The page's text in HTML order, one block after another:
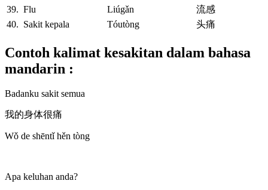
39. Flu
Liúgǎn
流感
40. Sakit kepala
Tóutòng 头痛
Contoh kalimat kesakitan dalam bahasa
mandarin :
Badanku sakit semua
我的身体很痛
Wǒ de shēntǐ hěn tòng
Apa keluhan anda?